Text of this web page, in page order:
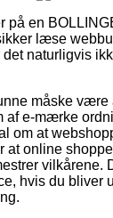
på en
læse
naturligvis
måske være
af e-mærke
om at
at online
vilkårene.
hvis du bliver